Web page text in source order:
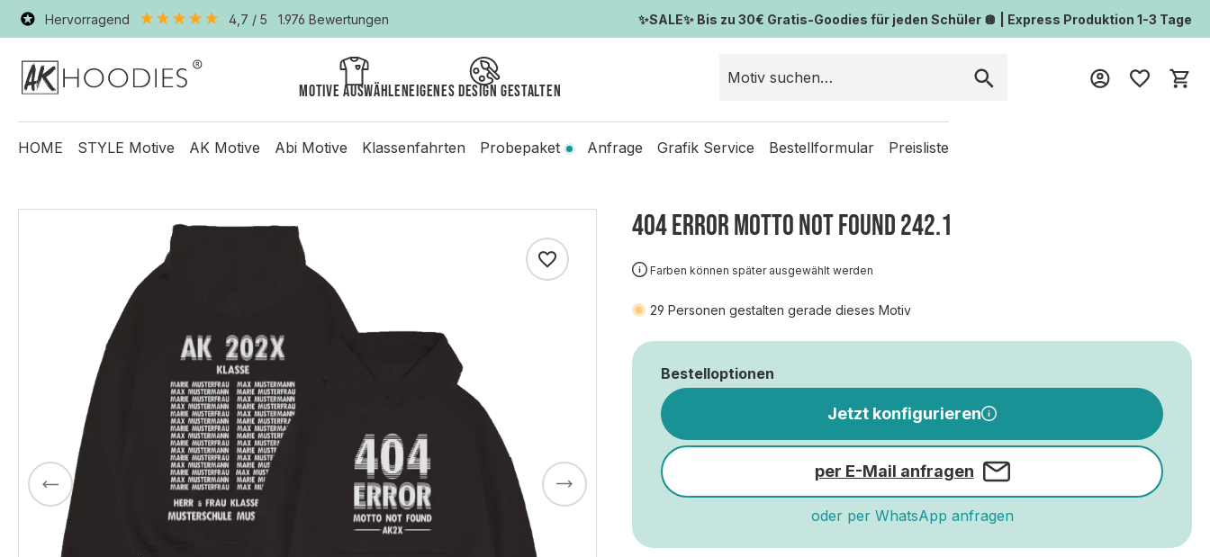
Hervorragend 4,7 / 5 1.976 Bewertungen ✨SALE✨ Bis zu 30€ Gratis-Goodies für jeden Schüler 🪩 | Express Produktion 1-3 Tage
Motive auswählenEigenes Design gestalten
HOME STYLE Motive AK Motive Abi Motive Klassenfahrten Probepaket Anfrage Grafik Service Bestellformular Preisliste
404 ERROR MOTTO NOT FOUND 242.1
Farben können später ausgewählt werden
29 Personen gestalten gerade dieses Motiv
Bestelloptionen
Jetzt konfigurieren
per E-Mail anfragen
oder per WhatsApp anfragen